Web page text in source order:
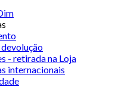
- retirada na Loja
internacionais